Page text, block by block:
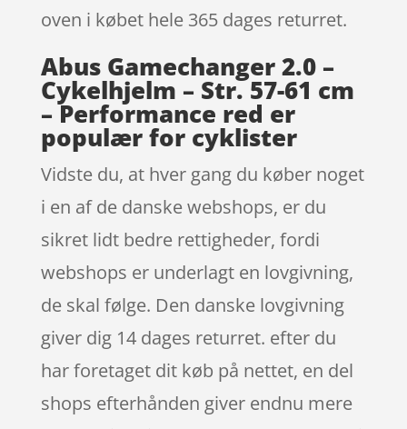
oven i købet hele 365 dages returret.
Abus Gamechanger 2.0 –
Cykelhjelm – Str. 57-61 cm
– Performance red er
populær for cyklister
Vidste du, at hver gang du køber noget
i en af de danske webshops, er du
sikret lidt bedre rettigheder, fordi
webshops er underlagt en lovgivning,
de skal følge. Den danske lovgivning
giver dig 14 dages returret. efter du
har foretaget dit køb på nettet, en del
shops efterhånden giver endnu mere